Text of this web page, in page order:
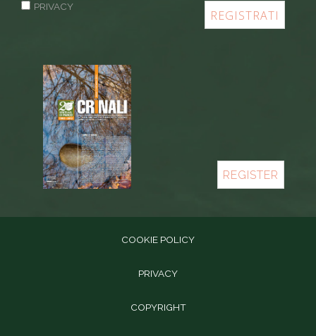
PRIVACY
REGISTER
COOKIE POLICY
PRIVACY
COPYRIGHT